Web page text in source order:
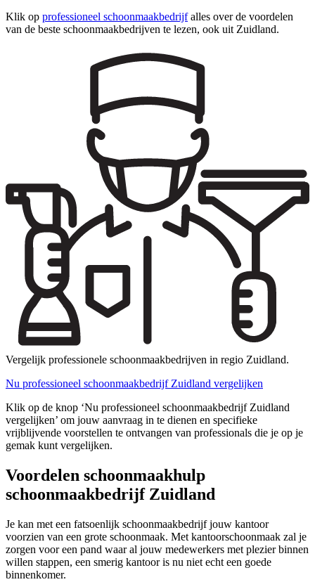
Klik op professioneel schoonmaakbedrijfalles over de voordelen
van de beste schoonmaakbedrijven te lezen, ook uit Zuidland.
Vergelijk professionele schoonmaakbedrijven in regio Zuidland.
Nu professioneel schoonmaakbedrijf Zuidland vergelijken
Klik op de knop ‘Nu professioneel schoonmaakbedrijf Zuidland
vergelijken’ om jouw aanvraag in te dienen en specifieke
vrijblijvende voorstellen te ontvangen van professionals die je op je
gemak kunt vergelijken.
Voordelen schoonmaakhulp
schoonmaakbedrijf Zuidland
Je kan met een fatsoenlijk schoonmaakbedrijf jouw kantoor
voorzien van een grote schoonmaak. Met kantoorschoonmaak zal je
zorgen voor een pand waar al jouw medewerkers met plezier binnen
willen stappen, een smerig kantoor is nu niet echt een goede
binnenkomer.